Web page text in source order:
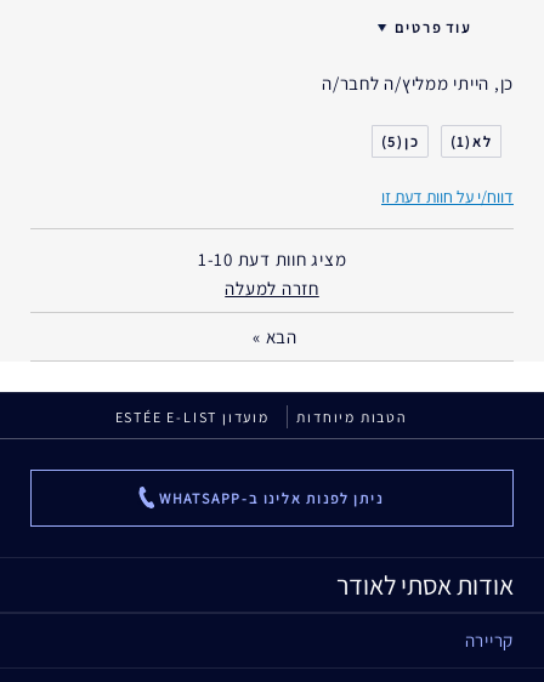
עוד פרטים
דאגות העור
גוון עור אחיד
כן, הייתי ממליץ/ה לחבר/ה
1
5
דווח/י על חוות דעת זו
מציג חוות דעת 1-10
חזרה למעלה
הבא »
הטבות מיוחדות מועדון ESTÉE E-LIST
ניתן לפנות אלינו ב-WHATSAPP ...
אודות אסתי לאודר
קריירה